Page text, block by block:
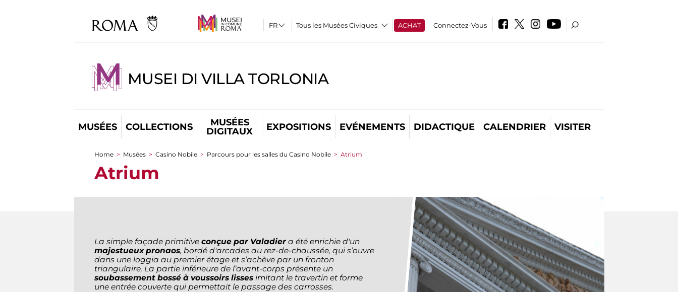
Tous les Musées Civiques ACHAT Connectez-Vous
MUSEI DI VILLA TORLONIA
MUSÉES COLLECTIONS
MUSÉES
DIGITAUX
EXPOSITIONS EVÉNEMENTS DIDACTIQUE CALENDRIER VISITER
You are here
Home > Musées > Casino Nobile > Parcours pour les salles du Casino Nobile > Atrium
Atrium
La simple façade primitive conçue par Valadier a été enrichie d'un
majestueux pronaos, bordé d'arcades au rez-de-chaussée, qui s’ouvre
dans une loggia au premier étage et s’achève par un fronton
triangulaire. La partie inférieure de l’avant-corps présente un
soubassement bossé à voussoirs lisses imitant le travertin et forme
une entrée couverte qui permettait le passage des carrosses.